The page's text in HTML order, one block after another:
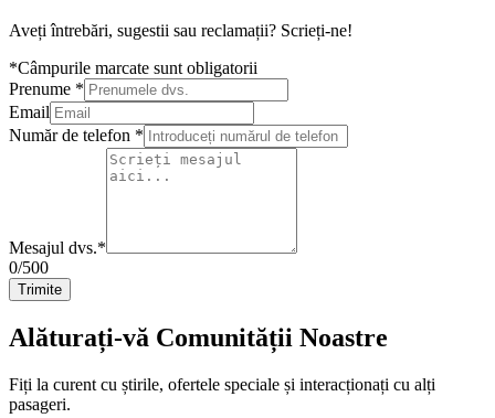
Aveți întrebări, sugestii sau reclamații? Scrieți-ne!
*Câmpurile marcate sunt obligatorii
Prenume *
Email
Număr de telefon *
Mesajul dvs.*
0/500
Trimite
Alăturați-vă Comunității Noastre
Fiți la curent cu știrile, ofertele speciale și interacționați cu alți
pasageri.